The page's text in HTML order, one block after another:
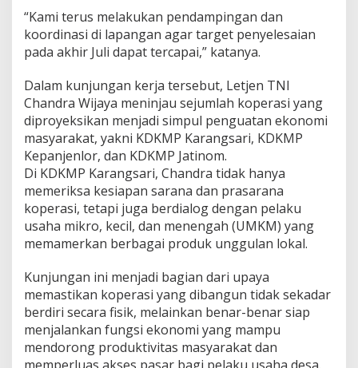
o
m
i
R
a
k
y
a
t
“Kami terus melakukan pendampingan dan
koordinasi di lapangan agar target penyelesaian
pada akhir Juli dapat tercapai,” katanya.
Dalam kunjungan kerja tersebut, Letjen TNI
Chandra Wijaya meninjau sejumlah koperasi yang
diproyeksikan menjadi simpul penguatan ekonomi
masyarakat, yakni KDKMP Karangsari, KDKMP
Kepanjenlor, dan KDKMP Jatinom.
Di KDKMP Karangsari, Chandra tidak hanya
memeriksa kesiapan sarana dan prasarana
koperasi, tetapi juga berdialog dengan pelaku
usaha mikro, kecil, dan menengah (UMKM) yang
memamerkan berbagai produk unggulan lokal.
Kunjungan ini menjadi bagian dari upaya
memastikan koperasi yang dibangun tidak sekadar
berdiri secara fisik, melainkan benar-benar siap
menjalankan fungsi ekonomi yang mampu
mendorong produktivitas masyarakat dan